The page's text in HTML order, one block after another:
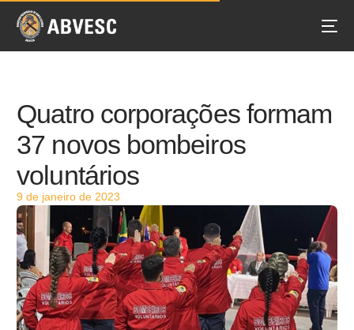
Quatro corporações formam
37 novos bombeiros
voluntários
9 de janeiro de 2023